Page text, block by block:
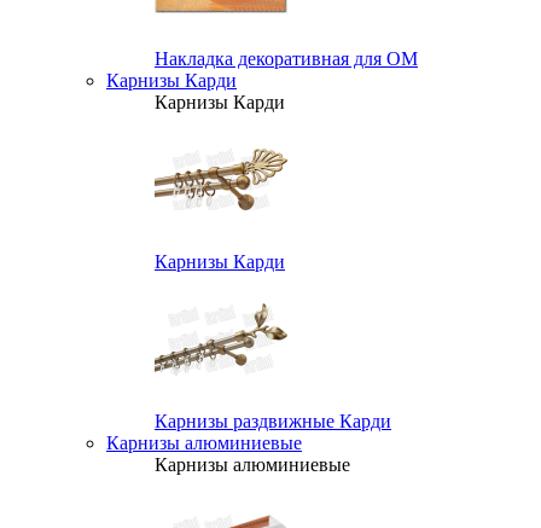
Накладка декоративная для ОМ
Карнизы Карди
Карнизы Карди
Карнизы Карди
Карнизы раздвижные Карди
Карнизы алюминиевые
Карнизы алюминиевые